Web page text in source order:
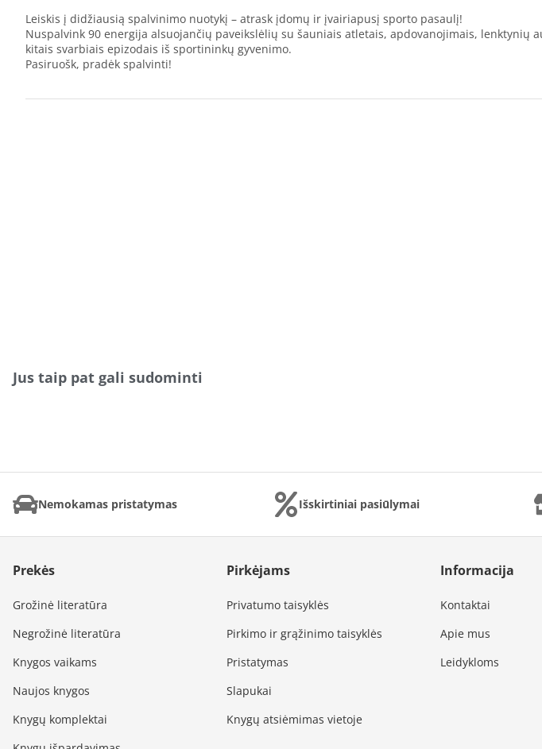
Leiskis į didžiausią spalvinimo nuotykį – atrask įdomų ir įvairiapusį sporto pasaulį!
Nuspalvink 90 energija alsuojančių paveikslėlių su šauniais atletais, apdovanojimais, lenktynių
kitais svarbiais epizodais iš sportininkų gyvenimo.
Pasiruošk, pradėk spalvinti!
Jus taip pat gali sudominti
Nemokamas pristatymas Išskirtiniai pasiūlymai
Prekės
Grožinė literatūra
Negrožinė literatūra
Knygos vaikams
Naujos knygos
Knygų komplektai
Pirkėjams
Privatumo taisyklės
Pirkimo ir grąžinimo taisyklės
Pristatymas
Slapukai
Knygų atsiėmimas vietoje
Informacija
Kontaktai
Apie mus
Leidykloms